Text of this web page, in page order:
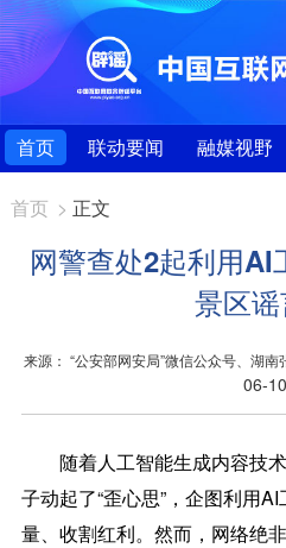
首页 联动要闻 融媒视野
首页 > 正文
网警查处2起利用AI
景区
来源： “公安部网安局”微信公众号、湖南
06-10
随着人工智能生成内容技术
子动起了“歪心思”，企图利用
量、收割红利。然而，网络绝